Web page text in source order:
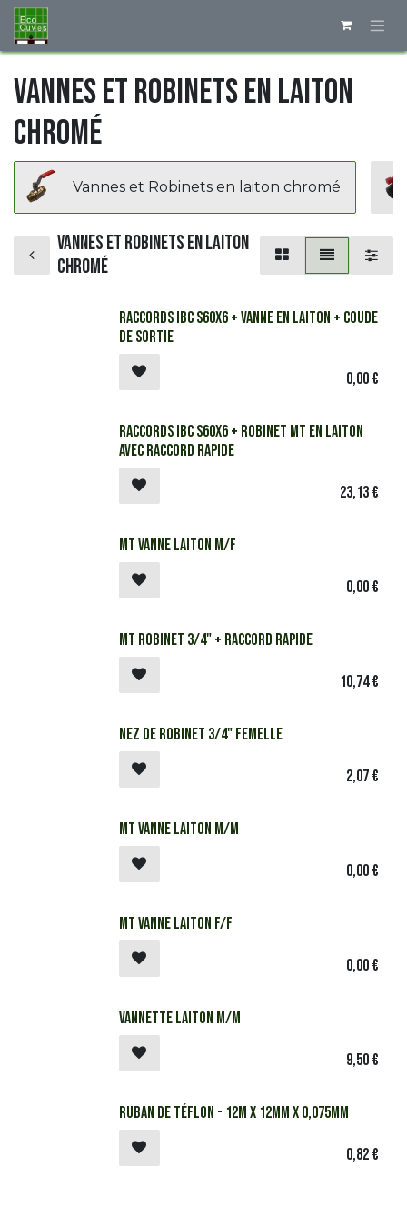
Se rendre au contenu
Vannes et Robinets en laiton
chromé
Vannes et Robinets en laiton chromé
Vannes et Robinets en laiton
chromé
Raccords IBC S60x6 + vanne en laiton + coude
de sortie
0,00€
Raccords IBC S60x6 + robinet MT en laiton
avec raccord rapide
23,13€
MT Vanne laiton M/F
0,00€
MT Robinet 3/4" + raccord rapide
10,74€
Nez de robinet 3/4" femelle
2,07€
MT Vanne laiton M/M
0,00€
MT Vanne laiton F/F
0,00€
Vannette laiton M/M
9,50€
Ruban de téflon - 12m x 12mm x 0,075mm
0,82€